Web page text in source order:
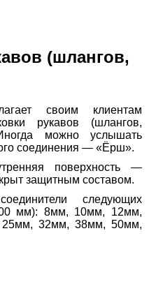
(шлангов,
своим клиентам
рукавов (шлангов,
можно услышать
соединения — «Ёрш».
поверхность —
защитным составом.
следующих
мм): 8мм, 10мм, 12мм,
32мм, 38мм, 50мм,